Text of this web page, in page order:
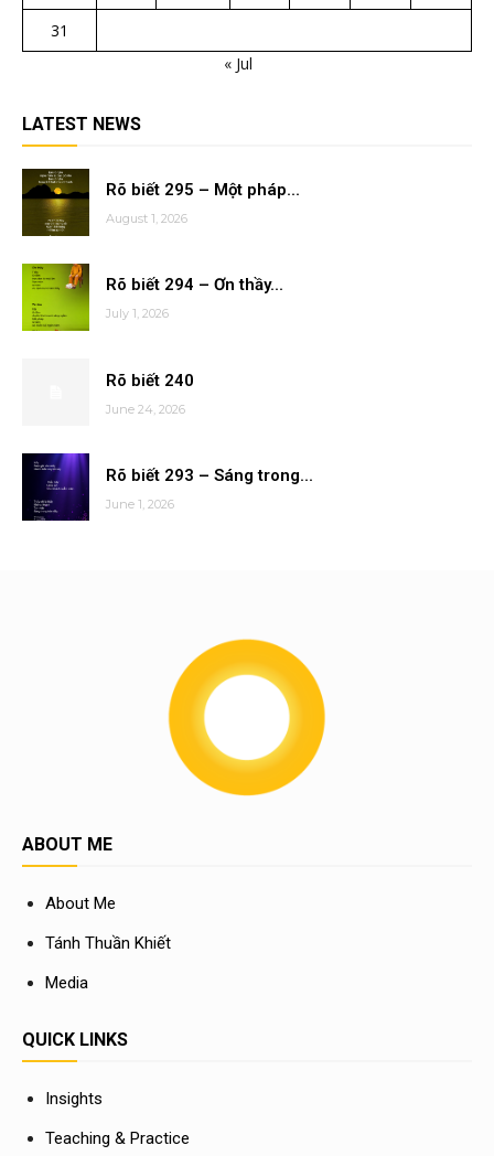
31
« Jul
LATEST NEWS
Rõ biết 295 – Một pháp...
August 1, 2026
Rõ biết 294 – Ơn thầy...
July 1, 2026
Rõ biết 240
June 24, 2026
Rõ biết 293 – Sáng trong...
June 1, 2026
ABOUT ME
About Me
Tánh Thuần Khiết
Media
QUICK LINKS
Insights
Teaching & Practice